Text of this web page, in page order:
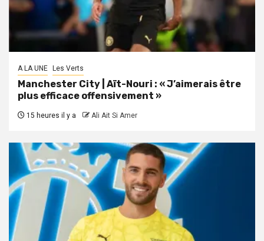
A LA UNE Les Verts
Manchester City | Aït-Nouri : « J’aimerais être
plus efficace offensivement »
15 heures il y a Ali Ait Si Amer